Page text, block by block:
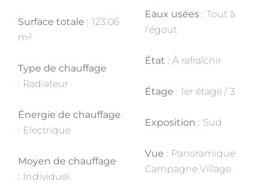
Surface totale
123.06
m²
Type de chauffage
Radiateur
Énergie de chauffage
Electrique
Moyen de chauffage
Individuel
Eaux usées
Tout à
l'égout
État À rafraîchir
Étage 1er étage / 3
Exposition Sud
Vue
Panoramique
Campagne Village